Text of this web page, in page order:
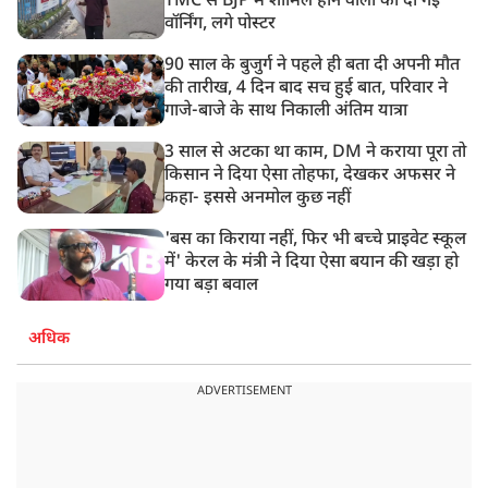
वॉर्निंग, लगे पोस्टर
90 साल के बुजुर्ग ने पहले ही बता दी अपनी मौत
की तारीख, 4 दिन बाद सच हुई बात, परिवार ने
गाजे-बाजे के साथ निकाली अंतिम यात्रा
3 साल से अटका था काम, DM ने कराया पूरा तो
किसान ने दिया ऐसा तोहफा, देखकर अफसर ने
कहा- इससे अनमोल कुछ नहीं
'बस का किराया नहीं, फिर भी बच्चे प्राइवेट स्कूल
में' केरल के मंत्री ने दिया ऐसा बयान की खड़ा हो
गया बड़ा बवाल
अधिक
ADVERTISEMENT